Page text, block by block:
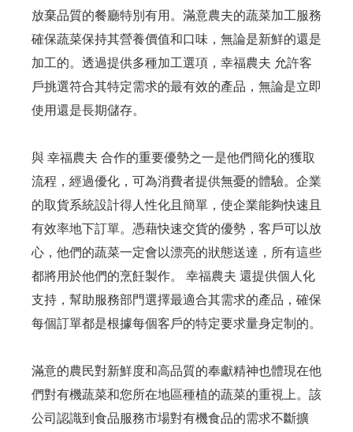
放棄品質的餐廳特別有用。滿意農夫的蔬菜加工服務
確保蔬菜保持其營養價值和口味，無論是新鮮的還是
加工的。透過提供多種加工選項，幸福農夫 允許客
戶挑選符合其特定需求的最有效的產品，無論是立即
使用還是長期儲存。
與 幸福農夫 合作的重要優勢之一是他們簡化的獲取
流程，經過優化，可為消費者提供無憂的體驗。企業
的取貨系統設計得人性化且簡單，使企業能夠快速且
有效率地下訂單。憑藉快速交貨的優勢，客戶可以放
心，他們的蔬菜一定會以漂亮的狀態送達，所有這些
都將用於他們的烹飪製作。 幸福農夫 還提供個人化
支持，幫助服務部門選擇最適合其需求的產品，確保
每個訂單都是根據每個客戶的特定要求量身定制的。
滿意的農民對新鮮度和高品質的奉獻精神也體現在他
們對有機蔬菜和您所在地區種植的蔬菜的重視上。該
公司認識到食品服務市場對有機食品的需求不斷擴